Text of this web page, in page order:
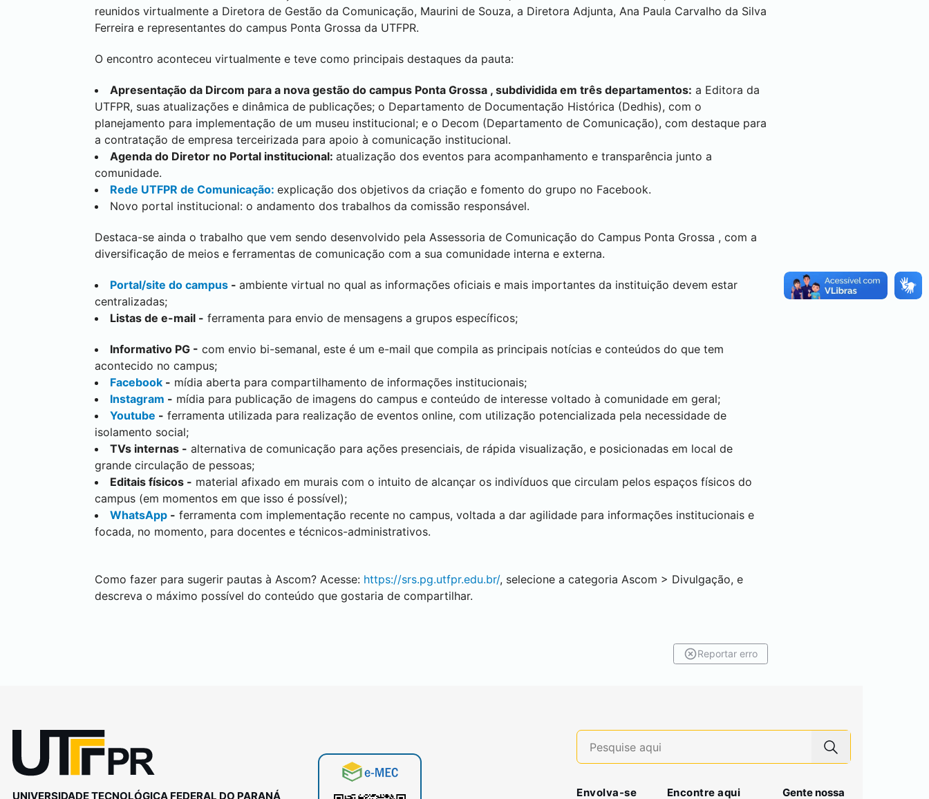
reunidos virtualmente a Diretora de Gestão da Comunicação, Maurini de Souza, a Diretora Adjunta, Ana Paula Carvalho da Silva
Ferreira e representantes do campus Ponta Grossa da UTFPR.
O encontro aconteceu virtualmente e teve como principais destaques da pauta:
Apresentação da Dircom para a nova gestão do campus Ponta Grossa , subdividida em três departamentos: a Editora da
UTFPR, suas atualizações e dinâmica de publicações; o Departamento de Documentação Histórica (Dedhis), com o
planejamento para implementação de um museu institucional; e o Decom (Departamento de Comunicação), com destaque para
a contratação de empresa terceirizada para apoio à comunicação institucional.
Agenda do Diretor no Portal institucional: atualização dos eventos para acompanhamento e transparência junto a
comunidade.
Rede UTFPR de Comunicação: explicação dos objetivos da criação e fomento do grupo no Facebook.
Novo portal institucional: o andamento dos trabalhos da comissão responsável.
Destaca-se ainda o trabalho que vem sendo desenvolvido pela Assessoria de Comunicação do Campus Ponta Grossa , com a
diversificação de meios e ferramentas de comunicação com a sua comunidade interna e externa.
Portal/site do campus - ambiente virtual no qual as informações oficiais e mais importantes da instituição devem estar
centralizadas;
Listas de e-mail - ferramenta para envio de mensagens a grupos específicos;
Informativo PG - com envio bi-semanal, este é um e-mail que compila as principais notícias e conteúdos do que tem
acontecido no campus;
Facebook - mídia aberta para compartilhamento de informações institucionais;
Instagram - mídia para publicação de imagens do campus e conteúdo de interesse voltado à comunidade em geral;
Youtube - ferramenta utilizada para realização de eventos online, com utilização potencializada pela necessidade de
isolamento social;
TVs internas - alternativa de comunicação para ações presenciais, de rápida visualização, e posicionadas em local de
grande circulação de pessoas;
Editais físicos - material afixado em murais com o intuito de alcançar os indivíduos que circulam pelos espaços físicos do
campus (em momentos em que isso é possível);
WhatsApp - ferramenta com implementação recente no campus, voltada a dar agilidade para informações institucionais e
focada, no momento, para docentes e técnicos-administrativos.
Como fazer para sugerir pautas à Ascom? Acesse: https://srs.pg.utfpr.edu.br/, selecione a categoria Ascom > Divulgação, e
descreva o máximo possível do conteúdo que gostaria de compartilhar.
Reportar erro
UNIVERSIDADE TECNOLÓGICA FEDERAL DO PARANÁ Envolva-se Encontre aqui Gente nossa